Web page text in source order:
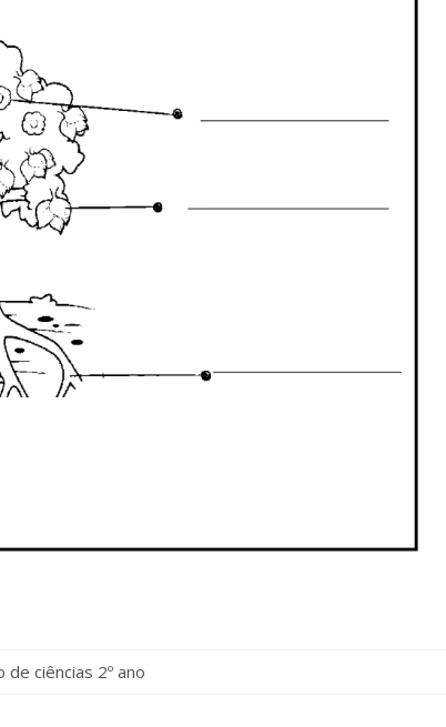
de ciências 2º ano